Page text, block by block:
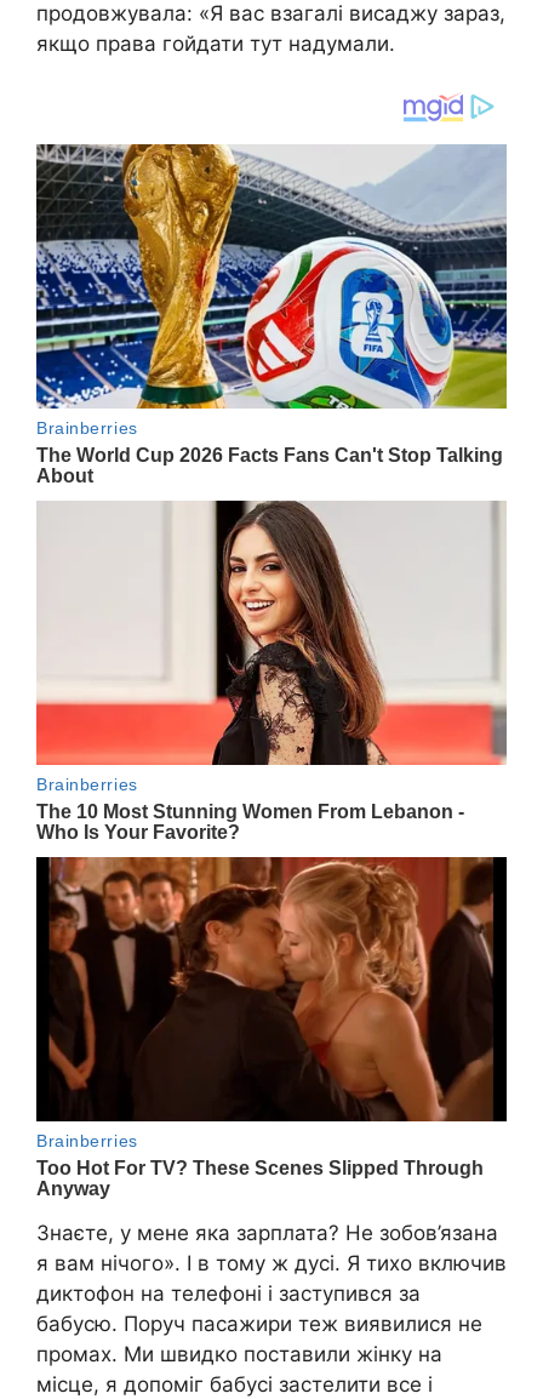
продовжувала: «Я вас взагалі висаджу зараз,
якщо права гойдати тут надумали.
Знаєте, у мене яка зарплата? Не зобов’язана
я вам нічого». І в тому ж дусі. Я тихо включив
диктофон на телефоні і заступився за
бабусю. Поруч пасажири теж виявилися не
промах. Ми швидко поставили жінку на
місце, я допоміг бабусі застелити все і